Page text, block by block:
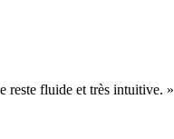
reste fluide et très intuitive. »